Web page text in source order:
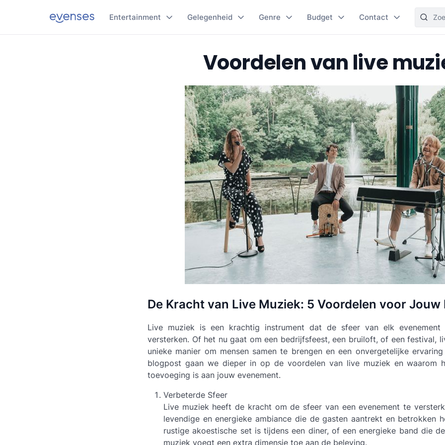
Entertainment Gelegenheid Genre Budget Contact
Voordelen van live
De Kracht van Live Muziek: 5 Voordelen voor Jouw
Live muziek is een krachtig instrument dat de sfeer van elk evenement
versterken. Of het nu gaat om een bedrijfsfeest, een bruiloft, of een festival,
unieke manier om mensen samen te brengen en een onvergetelijke
blogpost gaan we dieper in op de voordelen van live muziek en waarom
toevoeging is aan jouw evenement.
Verbeterde Sfeer
Live muziek heeft de kracht om de sfeer van een evenement te
levendige en energieke ambiance die de gasten aantrekt en betrokken
rustige akoestische set is tijdens een diner, of een energieke band die
muziek voegt een extra dimensie toe aan de beleving.